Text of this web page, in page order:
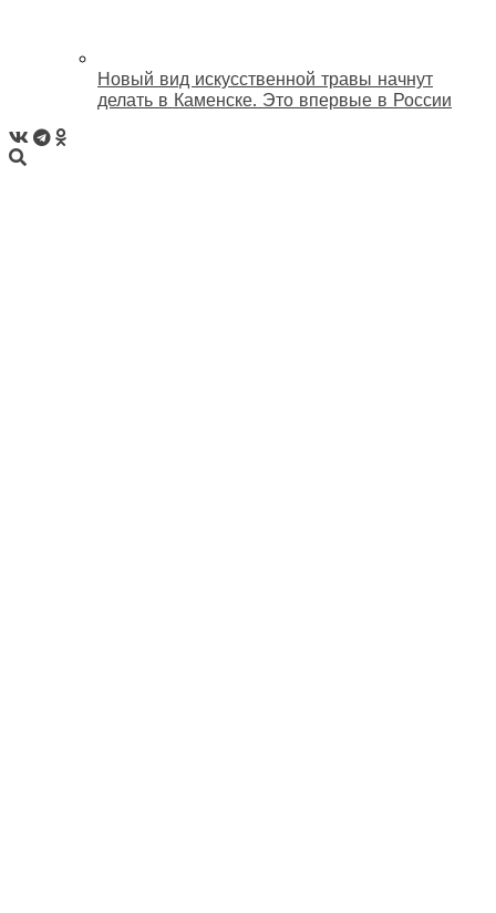
Новый вид искусственной травы начнут
делать в Каменске. Это впервые в России